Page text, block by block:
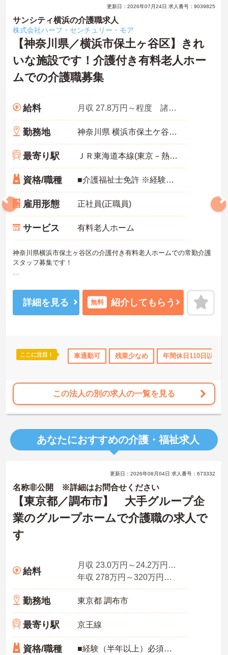
ポート 研修制度あり 産休･育休･介護休暇取得実績あり 社会
更新日：2026年07月24日 求人番号：9039825
サンシティ横浜の介護職求人
株式会社ハーフ・センチュリー・モア
【神奈川県／横浜市保土ヶ谷区】きれ
いな施設です！介護付き有料老人ホー
ムでの介護職募集
給料 月収 27.8万円～程度 諸手当込
勤務地 神奈川県 横浜市保土ケ谷区 仏向町1625-1
最寄り駅 ＪＲ東海道本線(東京－熱海)「横浜駅」バス・車15分
資格/職種 ■介護福祉士免許 ※経験不問
雇用形態 正社員(正職員)
サービス 有料老人ホーム
神奈川県横浜市保土ヶ谷区の介護付き有料老人ホームでの常勤介護
スタッフ募集です！
ありません！
福利厚生も充実しているので安心して長期での就業が可能です！
詳細を見る 無料 紹介してもらう
ここに注目！ 車通勤可 残業少なめ 年間休日110日以上
この法人の別の求人の一覧を見る
あなたにおすすめの介護・福祉求人
更新日：2026年08月04日 求人番号：673332
名称非公開 ※詳細はお問合せください
【東京都／調布市】 大手グループ企
業のグループホームで介護職の求人で
す
給料
月収 23.0万円～24.2万円【有資格かつ経験者】月給 232,000円～ 【介護福祉士】月給 242,000円～
年収 278万円～320万円程度（諸手当込）
勤務地 東京都 調布市
最寄り駅 京王線
資格/職種 ■経験（半年以上）必須、無資格可能